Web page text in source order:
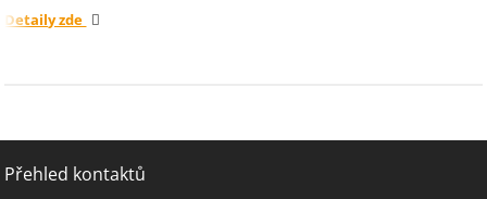
Detaily zde
Přehled kontaktů